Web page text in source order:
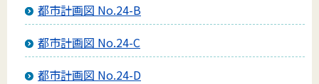
都市計画図 No.24-B
都市計画図 No.24-C
都市計画図 No.24-D